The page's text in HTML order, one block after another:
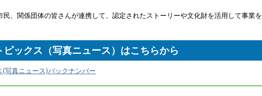
民、関係団体の皆さんが連携して、認定されたストーリーや文化財を活用して事業を
ックス（写真ニュース）はこちらから
(写真ニュース)バックナンバー